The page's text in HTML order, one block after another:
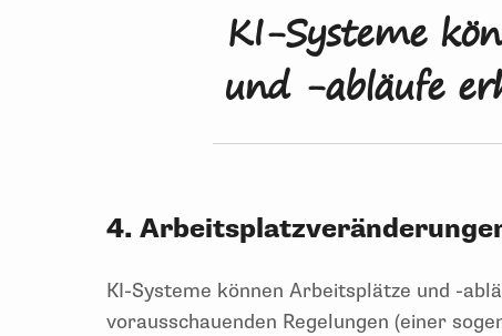
KI-Systeme
und -abläufe
4.
KI-Systeme können Arbeitsplätze und -
vorausschauenden Regelungen (einer